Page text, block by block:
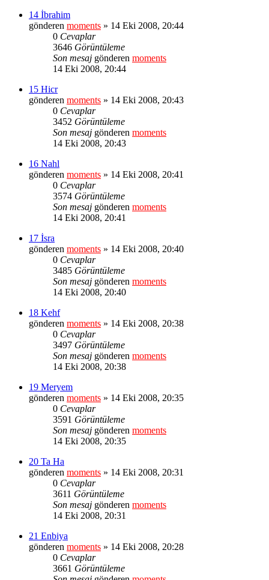
14 İbrahim
gönderen moments » 14 Eki 2008, 20:44
0 Cevaplar
3646 Görüntüleme
Son mesaj gönderen moments
14 Eki 2008, 20:44
15 Hicr
gönderen moments » 14 Eki 2008, 20:43
0 Cevaplar
3452 Görüntüleme
Son mesaj gönderen moments
14 Eki 2008, 20:43
16 Nahl
gönderen moments » 14 Eki 2008, 20:41
0 Cevaplar
3574 Görüntüleme
Son mesaj gönderen moments
14 Eki 2008, 20:41
17 İsra
gönderen moments » 14 Eki 2008, 20:40
0 Cevaplar
3485 Görüntüleme
Son mesaj gönderen moments
14 Eki 2008, 20:40
18 Kehf
gönderen moments » 14 Eki 2008, 20:38
0 Cevaplar
3497 Görüntüleme
Son mesaj gönderen moments
14 Eki 2008, 20:38
19 Meryem
gönderen moments » 14 Eki 2008, 20:35
0 Cevaplar
3591 Görüntüleme
Son mesaj gönderen moments
14 Eki 2008, 20:35
20 Ta Ha
gönderen moments » 14 Eki 2008, 20:31
0 Cevaplar
3611 Görüntüleme
Son mesaj gönderen moments
14 Eki 2008, 20:31
21 Enbiya
gönderen moments » 14 Eki 2008, 20:28
0 Cevaplar
3661 Görüntüleme